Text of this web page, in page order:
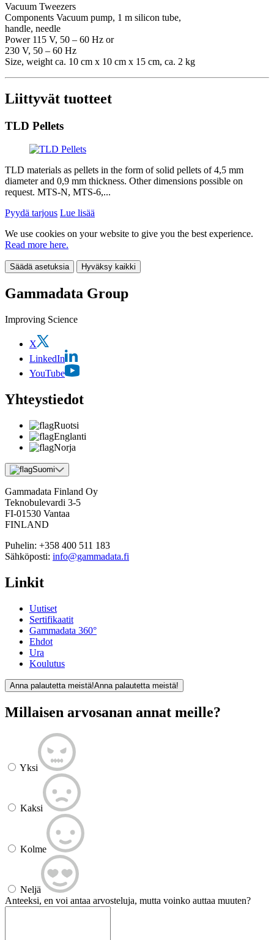
Vacuum Tweezers
Components Vacuum pump, 1 m silicon tube,
handle, needle
Power 115 V, 50 – 60 Hz or
230 V, 50 – 60 Hz
Size, weight ca. 10 cm x 10 cm x 15 cm, ca. 2 kg
Liittyvät tuotteet
TLD Pellets
TLD materials as pellets in the form of solid pellets of 4,5 mm
diameter and 0,9 mm thickness. Other dimensions possible on
request. MTS-N, MTS-6,...
Pyydä tarjous Lue lisää
We use cookies on your website to give you the best experience.
Read more here.
Säädä asetuksia Hyväksy kaikki
Gammadata Group
Improving Science
X
LinkedIn
YouTube
Yhteystiedot
Ruotsi
Englanti
Norja
Suomi
Gammadata Finland Oy
Teknobulevardi 3-5
FI-01530 Vantaa
FINLAND
Puhelin: +358 400 511 183
Sähköposti: info@gammadata.fi
Linkit
Uutiset
Sertifikaatit
Gammadata 360°
Ehdot
Ura
Koulutus
Anna palautetta meistä!Anna palautetta meistä!
Millaisen arvosanan annat meille?
Yksi
Kaksi
Kolme
Neljä
Anteeksi, en voi antaa arvosteluja, mutta voinko auttaa muuten?